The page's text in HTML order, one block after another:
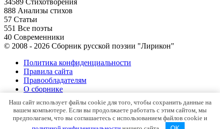
34589 Стихотворения
888 Анализы стихов
57 Статьи
551 Все поэты
40 Современники
© 2008 - 2026 Сборник русской поэзии "Лирикон"
Политика конфиденциальности
Правила сайта
Правообладателям
О сборнике
Контакты
Карта сайта
Наш сайт использует файлы cookie для того, чтобы сохранить данные на
вашем компьютере. Если вы продолжаете работать с этим сайтом, мы
предполагаем, что вы соглашаетесь с использованием файлов cookie и